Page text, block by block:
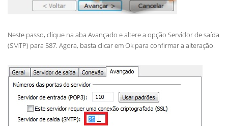
Neste passo, clique na aba Avançado e altere a opção Servidor de saída
(SMTP) para 587. Agora, basta clicar em Ok para confirmar a alteração.